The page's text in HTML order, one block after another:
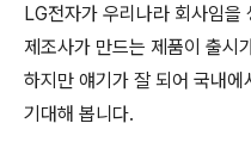
LG전자가 우리나라 회사임을
제조사가 만드는 제품이 출시
하지만 얘기가 잘 되어 국내
기대해 봅니다.